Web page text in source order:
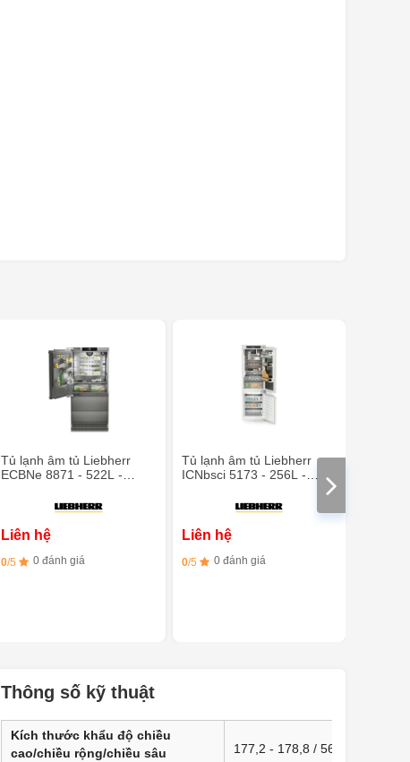
Tủ lạnh âm tủ Liebherr
ECBNe 8871 - 522L -
Liên hệ
0/5 0 đánh giá
Tủ lạnh âm tủ Liebherr
ICNbsci 5173 - 256L -
Liên hệ
0/5 0 đánh giá
Thông số kỹ thuật
Kích thước khẩu độ chiều
cao/chiều rộng/chiều sâu
177,2 - 178,8 / 56 - 57 / 55,0